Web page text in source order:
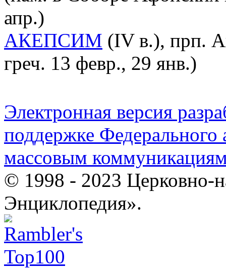
апр.)
АКЕПСИМ (IV в.), прп.
греч. 13 февр., 29 янв.)
Электронная версия
поддержке Федерального
массовым
© 1998 - 2023 Церковно-
Энциклопедия».